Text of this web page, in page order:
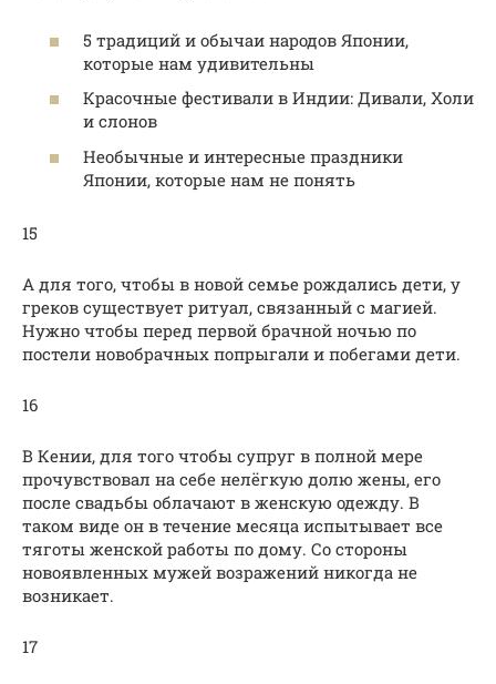
5 традиций и обычаи народов Японии,
которые нам удивительны
Красочные фестивали в Индии: Дивали, Холи
и слонов
Необычные и интересные праздники
Японии, которые нам не понять
15
А для того, чтобы в новой семье рождались дети, у
греков существует ритуал, связанный с магией.
Нужно чтобы перед первой брачной ночью по
постели новобрачных попрыгали и побегами дети.
16
В Кении, для того чтобы супруг в полной мере
прочувствовал на себе нелёгкую долю жены, его
после свадьбы облачают в женскую одежду. В
таком виде он в течение месяца испытывает все
тяготы женской работы по дому. Со стороны
новоявленных мужей возражений никогда не
возникает.
17